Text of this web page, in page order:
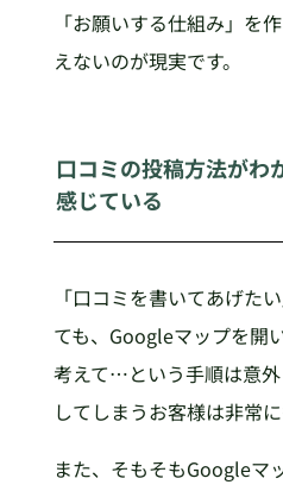
「お願いする仕組み」を
えないのが現実です。
口コミの投稿方法がわ
感じている
「口コミを書いてあげた
ても、Googleマップを開
考えて…という手順は意
してしまうお客様は非常に
また、そもそもGoogleマ